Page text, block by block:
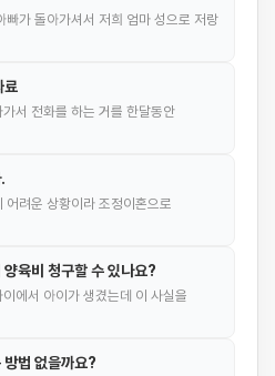
빠가 돌아가셔서 저희 엄마 성으로 저랑
료
서 전화를 하는 거를 한달동안
어려운 상황이라 조정이혼으로
육비 청구할 수 있나요?
에서 아이가 생겼는데 이 사실을
방법 없을까요?